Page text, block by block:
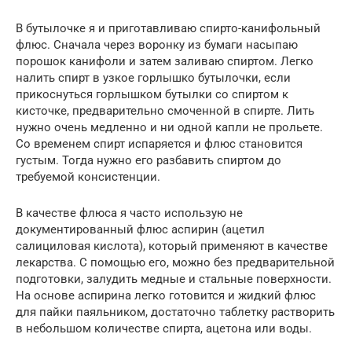
В бутылочке я и приготавливаю спирто-канифольный
флюс. Сначала через воронку из бумаги насыпаю
порошок канифоли и затем заливаю спиртом. Легко
налить спирт в узкое горлышко бутылочки, если
прикоснуться горлышком бутылки со спиртом к
кисточке, предварительно смоченной в спирте. Лить
нужно очень медленно и ни одной капли не прольете.
Со временем спирт испаряется и флюс становится
густым. Тогда нужно его разбавить спиртом до
требуемой консистенции.
В качестве флюса я часто использую не
документированный флюс аспирин (ацетил
салициловая кислота), который применяют в качестве
лекарства. С помощью его, можно без предварительной
подготовки, залудить медные и стальные поверхности.
На основе аспирина легко готовится и жидкий флюс
для пайки паяльником, достаточно таблетку растворить
в небольшом количестве спирта, ацетона или воды.